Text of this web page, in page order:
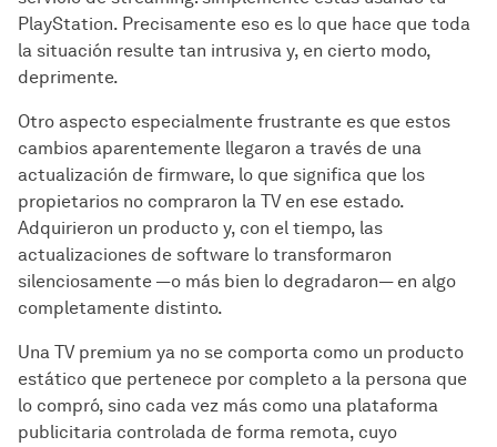
PlayStation. Precisamente eso es lo que hace que toda
la situación resulte tan intrusiva y, en cierto modo,
deprimente.
Otro aspecto especialmente frustrante es que estos
cambios aparentemente llegaron a través de una
actualización de firmware, lo que significa que los
propietarios no compraron la TV en ese estado.
Adquirieron un producto y, con el tiempo, las
actualizaciones de software lo transformaron
silenciosamente —o más bien lo degradaron— en algo
completamente distinto.
Una TV premium ya no se comporta como un producto
estático que pertenece por completo a la persona que
lo compró, sino cada vez más como una plataforma
publicitaria controlada de forma remota, cuyo